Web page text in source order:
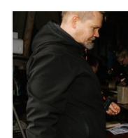
teko. Commu -
tekeminen onnistuu
napin painalluksella.